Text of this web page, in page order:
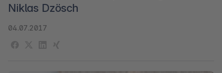
Niklas Dzösch
04.07.2017